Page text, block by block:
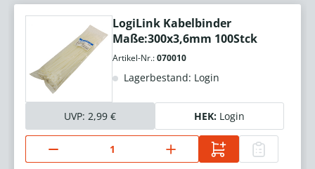
LogiLink Kabelbinder
Maße:300x3,6mm 100Stck
Artikel-Nr.:070010
Lagerbestand: Login
UVP: 2,99 € HEK: Login